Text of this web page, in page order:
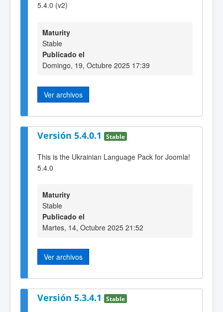
5.4.0 (v2)
Maturity
Stable
Publicado el
Domingo, 19, Octubre 2025 17:39
Ver archivos
Versión 5.4.0.1 Stable
This is the Ukrainian Language Pack for Joomla!
5.4.0
Maturity
Stable
Publicado el
Martes, 14, Octubre 2025 21:52
Ver archivos
Versión 5.3.4.1 Stable